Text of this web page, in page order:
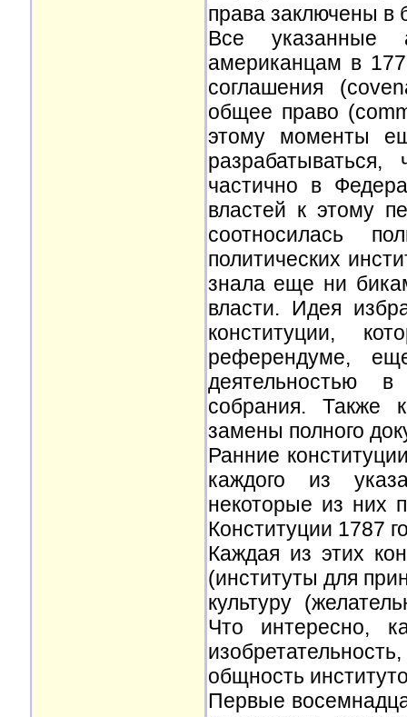
права заключены в
Все указанные
американцам в
соглашения
общее право
этому моменты
частично в
властей к этому
соотносилась
политических
знала еще ни
власти. Идея
конституции,
референдуме,
деятельностью
собрания. Также
замены полного
Ранние
каждого из
некоторые из них
Конституции 1787
Каждая из этих
(институты для
культуру
Что интересно,
общность
Первые